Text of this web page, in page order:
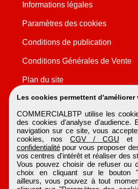
Les cookies permettent
COMMERCIALBTP utilise les
des cookies d'analyse d'audience.
navigation sur ce site, vous
cookies, nos CGV / CGU et
confidentialitépour vous proposer
vos centres d'intérêt et réaliser des
Vous pouvez choisir de refuser ou
choix en cliquant sur le bouton
ailleurs, vous pouvez à tout
Informations légales
Paramètres des cookies
Conditions de publication
Conditions Générales de Vente
Plan du site